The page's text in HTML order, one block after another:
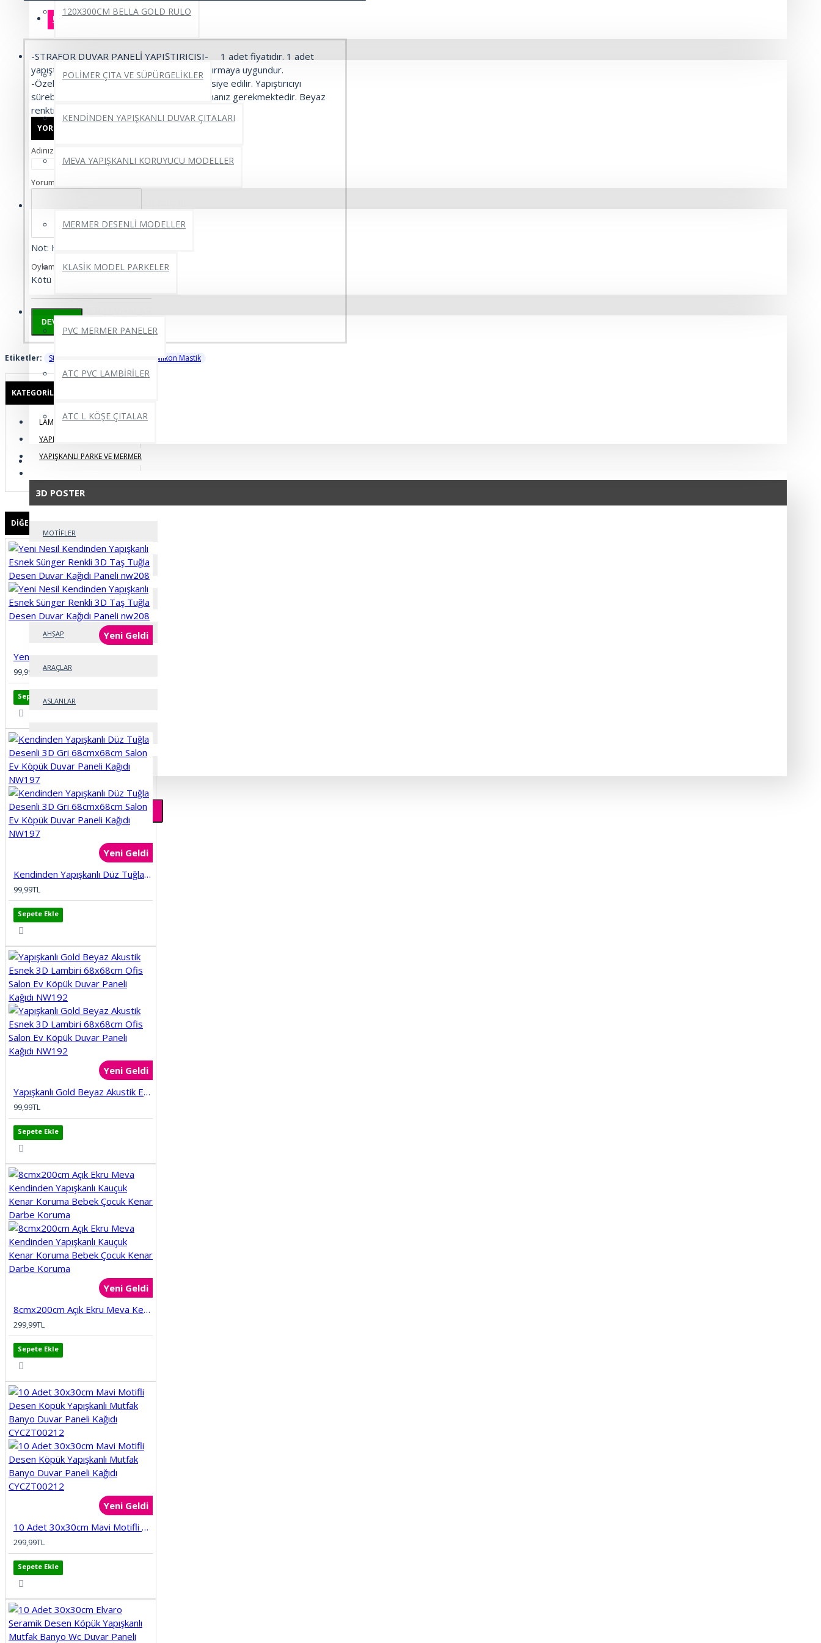
120X300CM BELLA GOLD RULO
DUVAR ÇITALARI VE SÜPÜRGELİKLER
POLİMER ÇITA VE SÜPÜRGELİKLER
KENDİNDEN YAPIŞKANLI DUVAR ÇITALARI
MEVA YAPIŞKANLI KORUYUCU MODELLER
MERMER DESENLİ MODELLER
KLASİK MODEL PARKELER
PVC MERMER LEVHALAR
PVC MERMER PANELER
ATC PVC LAMBİRİLER
ATC L KÖŞE ÇITALAR
3D POSTER
3D POSTER
MOTİFLER
5D GEOMETRİ
AĞAÇLAR
AHŞAP
ARAÇLAR
ASLANLAR
ATLAR
BAYAN KUAFÖRÜ
BEBEK
ÇİÇEKLER
ÇOCUKLAR
DENİZLATI AKVARYUM
DERİNLİK
DİNİ
ERKEK BERBER
GÖKYÜZÜ
GÜN BATIMI
HARİTA OFİS
HAYVANLAR
KABARTMA
MERMER
PALMİYE
SPOR SALONU
TARİH
ÜRÜN BILGISI ÜRÜN YORUMLARI
-STRAFOR DUVAR PANELİ YAPIŞTIRICISI- 1 adet fiyatıdır. 1 adet
yapıştırıcı 4 adet strafor duvar paneli yapıştırmaya uygundur.
-Özellikler- Temiz duvara uygulanması tavsiye edilir. Yapıştırıcıyı
sürebilmek için silikon tabancasına sahip olmanız gerekmektedir. Beyaz
renktir.
YORUM YAP
Adınız
Yorumunuz
Not: HTML'e dönüştürülmez!
Oylama
Kötü
DEVAM
Etiketler: Strafor Duvar Paneli Yapıştırıcı Silikon Mastik
KATEGORILER
LAMBİRİ VE ÇITA
YAPIŞKANLI PANEL
YAPIŞKANLI PARKE VE MERMER
DIĞER ÜRÜNLERIMIZ
Yeni Geldi
99,99TL
Sepete Ekle
Yeni Geldi
Kendinden Yapışkanlı Düz Tuğla Desenli 3D Gri 68cmx68cm Salon Ev Köpük Duvar Paneli Kağıdı NW197
99,99TL
Sepete Ekle
Yeni Geldi
Yapışkanlı Gold Beyaz Akustik Esnek 3D Lambiri 68x68cm Ofis Salon Ev Köpük Duvar Paneli Kağıdı NW192
99,99TL
Sepete Ekle
Yeni Geldi
8cmx200cm Açık Ekru Meva Kendinden Yapışkanlı Kauçuk Kenar Koruma Bebek Çocuk Kenar Darbe Koruma
299,99TL
Sepete Ekle
Yeni Geldi
10 Adet 30x30cm Mavi Motifli Desen Köpük Yapışkanlı Mutfak Banyo Duvar Paneli Kağıdı CYCZT00212
299,99TL
Sepete Ekle